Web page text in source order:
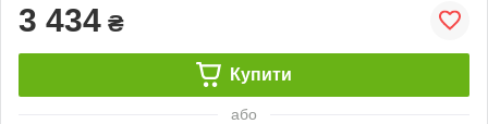
3 434 ₴
Купити
або